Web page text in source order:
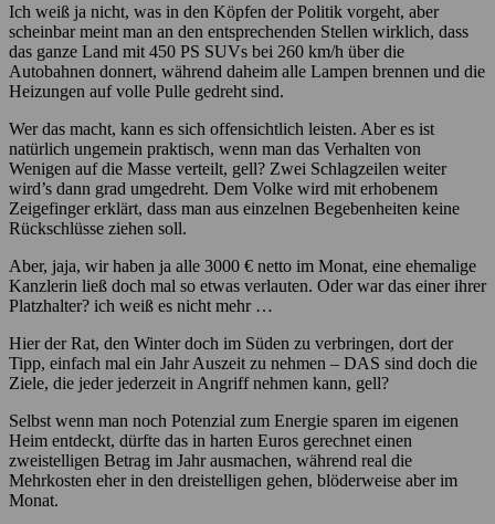
Ich weiß ja nicht, was in den Köpfen der Politik vorgeht, aber
scheinbar meint man an den entsprechenden Stellen wirklich, dass
das ganze Land mit 450 PS SUVs bei 260 km/h über die
Autobahnen donnert, während daheim alle Lampen brennen und die
Heizungen auf volle Pulle gedreht sind.
Wer das macht, kann es sich offensichtlich leisten. Aber es ist
natürlich ungemein praktisch, wenn man das Verhalten von
Wenigen auf die Masse verteilt, gell? Zwei Schlagzeilen weiter
wird’s dann grad umgedreht. Dem Volke wird mit erhobenem
Zeigefinger erklärt, dass man aus einzelnen Begebenheiten keine
Rückschlüsse ziehen soll.
Aber, jaja, wir haben ja alle 3000 € netto im Monat, eine ehemalige
Kanzlerin ließ doch mal so etwas verlauten. Oder war das einer ihrer
Platzhalter? ich weiß es nicht mehr …
Hier der Rat, den Winter doch im Süden zu verbringen, dort der
Tipp, einfach mal ein Jahr Auszeit zu nehmen – DAS sind doch die
Ziele, die jeder jederzeit in Angriff nehmen kann, gell?
Selbst wenn man noch Potenzial zum Energie sparen im eigenen
Heim entdeckt, dürfte das in harten Euros gerechnet einen
zweistelligen Betrag im Jahr ausmachen, während real die
Mehrkosten eher in den dreistelligen gehen, blöderweise aber im
Monat.